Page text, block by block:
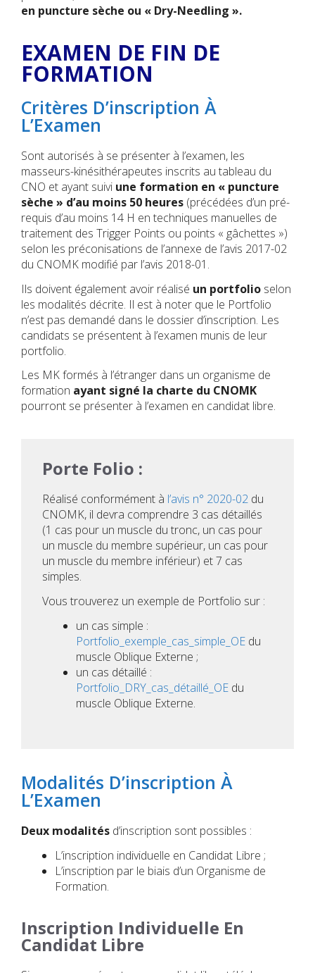
en puncture sèche ou « Dry-Needling ».
EXAMEN DE FIN DE
FORMATION
Critères D’inscription À
L’Examen
Sont autorisés à se présenter à l’examen, les
masseurs-kinésithérapeutes inscrits au tableau du
CNO et ayant suivi une formation en « puncture
sèche » d’au moins 50 heures (précédées d’un pré-
requis d’au moins 14 H en techniques manuelles de
traitement des Trigger Points ou points « gâchettes »)
selon les préconisations de l’annexe de l’avis 2017-02
du CNOMK modifié par l’avis 2018-01.
Ils doivent également avoir réalisé un portfolio selon
les modalités décrite. Il est à noter que le Portfolio
n’est pas demandé dans le dossier d’inscription. Les
candidats se présentent à l’examen munis de leur
portfolio.
Les MK formés à l’étranger dans un organisme de
formation ayant signé la charte du CNOMK
pourront se présenter à l’examen en candidat libre.
Porte Folio :
Réalisé conformément à l’avis n° 2020-02 du
CNOMK, il devra comprendre 3 cas détaillés
(1 cas pour un muscle du tronc, un cas pour
un muscle du membre supérieur, un cas pour
un muscle du membre inférieur) et 7 cas
simples.
Vous trouverez un exemple de Portfolio sur :
un cas simple :
Portfolio_exemple_cas_simple_OE du
muscle Oblique Externe ;
un cas détaillé :
Portfolio_DRY_cas_détaillé_OE du
muscle Oblique Externe.
Modalités D’inscription À
L’Examen
Deux modalités d’inscription sont possibles :
L’inscription individuelle en Candidat Libre ;
L’inscription par le biais d’un Organisme de
Formation.
Inscription Individuelle En
Candidat Libre